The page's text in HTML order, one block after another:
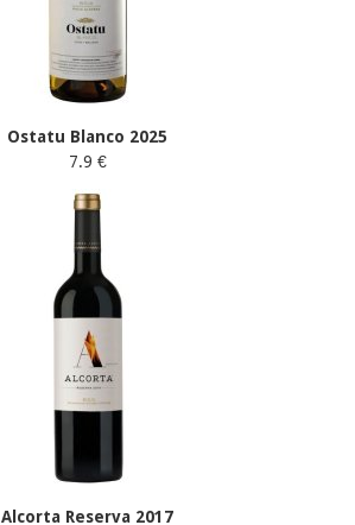
Ostatu Blanco 2025
7.9 €
Alcorta Reserva 2017